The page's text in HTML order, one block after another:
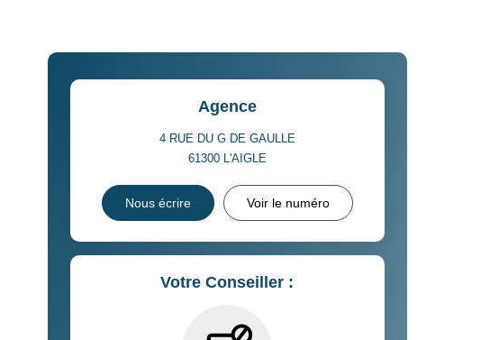
Agence
4 RUE DU G DE GAULLE
61300 L'AIGLE
Nous écrire Voir le numéro
Votre Conseiller :